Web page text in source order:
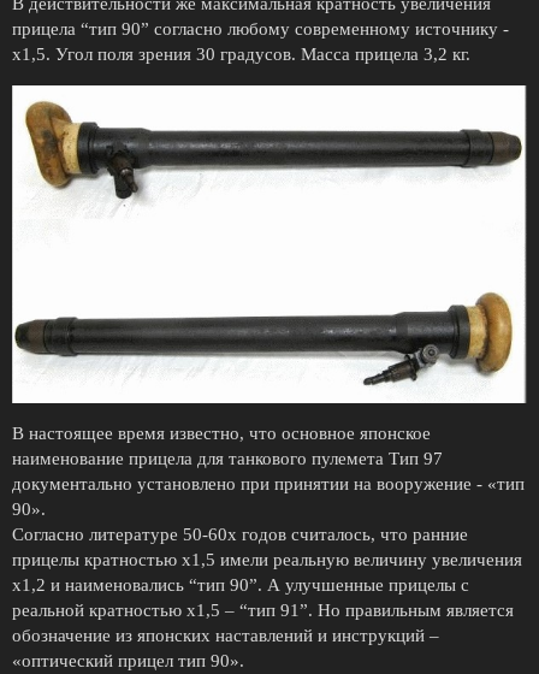
прицела “тип 90” согласно любому современному источнику -
х1,5. Угол поля зрения 30 градусов. Масса прицела 3,2 кг.
В настоящее время известно, что основное японское
наименование прицела для танкового пулемета Тип 97
документально установлено при принятии на вооружение - «тип
90».
Согласно литературе 50-60х годов считалось, что ранние
прицелы кратностью х1,5 имели реальную величину увеличения
х1,2 и наименовались “тип 90”. А улучшенные прицелы с
реальной кратностью х1,5 – “тип 91”. Но правильным является
обозначение из японских наставлений и инструкций –
«оптический прицел тип 90».